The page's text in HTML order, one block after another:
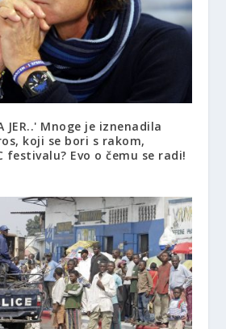
JER..' Mnoge je iznenadila
koji se bori s rakom,
festivalu? Evo o čemu se radi!